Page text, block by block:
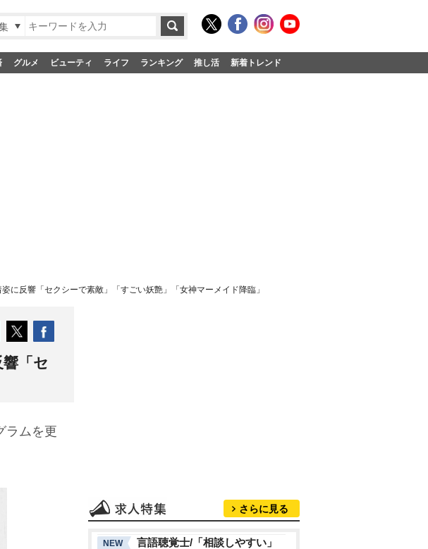
グルメ ビューティ ライフ ランキング 推し活 新着トレンド
に反響「セクシーで素敵」「すごい妖艶」「女神マーメイド降臨」
「セ
ラムを更
さらに見る
NEW
言語聴覚士/「相談しやすい」